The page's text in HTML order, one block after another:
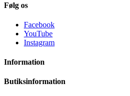
Følg os
Facebook
YouTube
Instagram
Information
Butiksinformation